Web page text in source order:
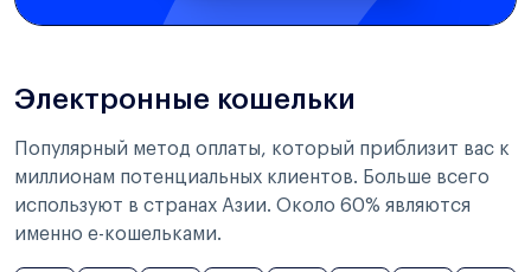
Электронные кошельки
Популярный метод оплаты, который приблизит вас к
миллионам потенциальных клиентов. Больше всего
используют в странах Азии. Около 60% являются
именно е-кошельками.